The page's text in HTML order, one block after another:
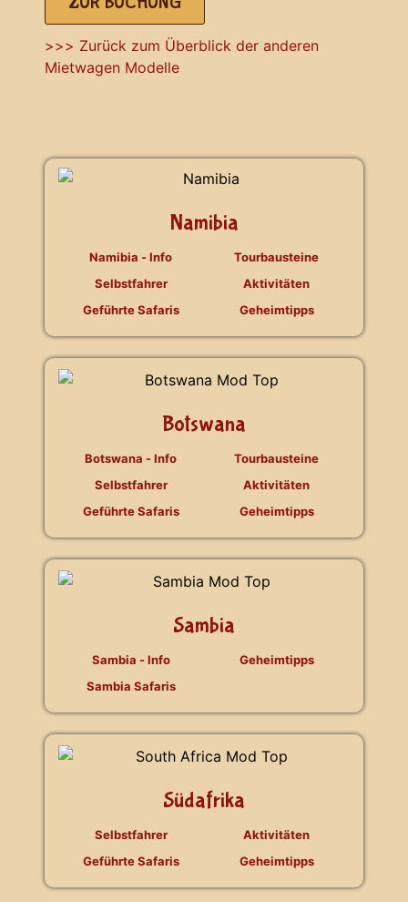
>>> Zurück zum Überblick der anderen
Mietwagen Modelle
Namibia
Namibia - Info
Selbstfahrer
Geführte Safaris
Tourbausteine
Aktivitäten
Geheimtipps
Botswana
Botswana - Info
Selbstfahrer
Geführte Safaris
Tourbausteine
Aktivitäten
Geheimtipps
Sambia
Sambia - Info
Sambia Safaris
Geheimtipps
Südafrika
Selbstfahrer
Geführte Safaris
Aktivitäten
Geheimtipps